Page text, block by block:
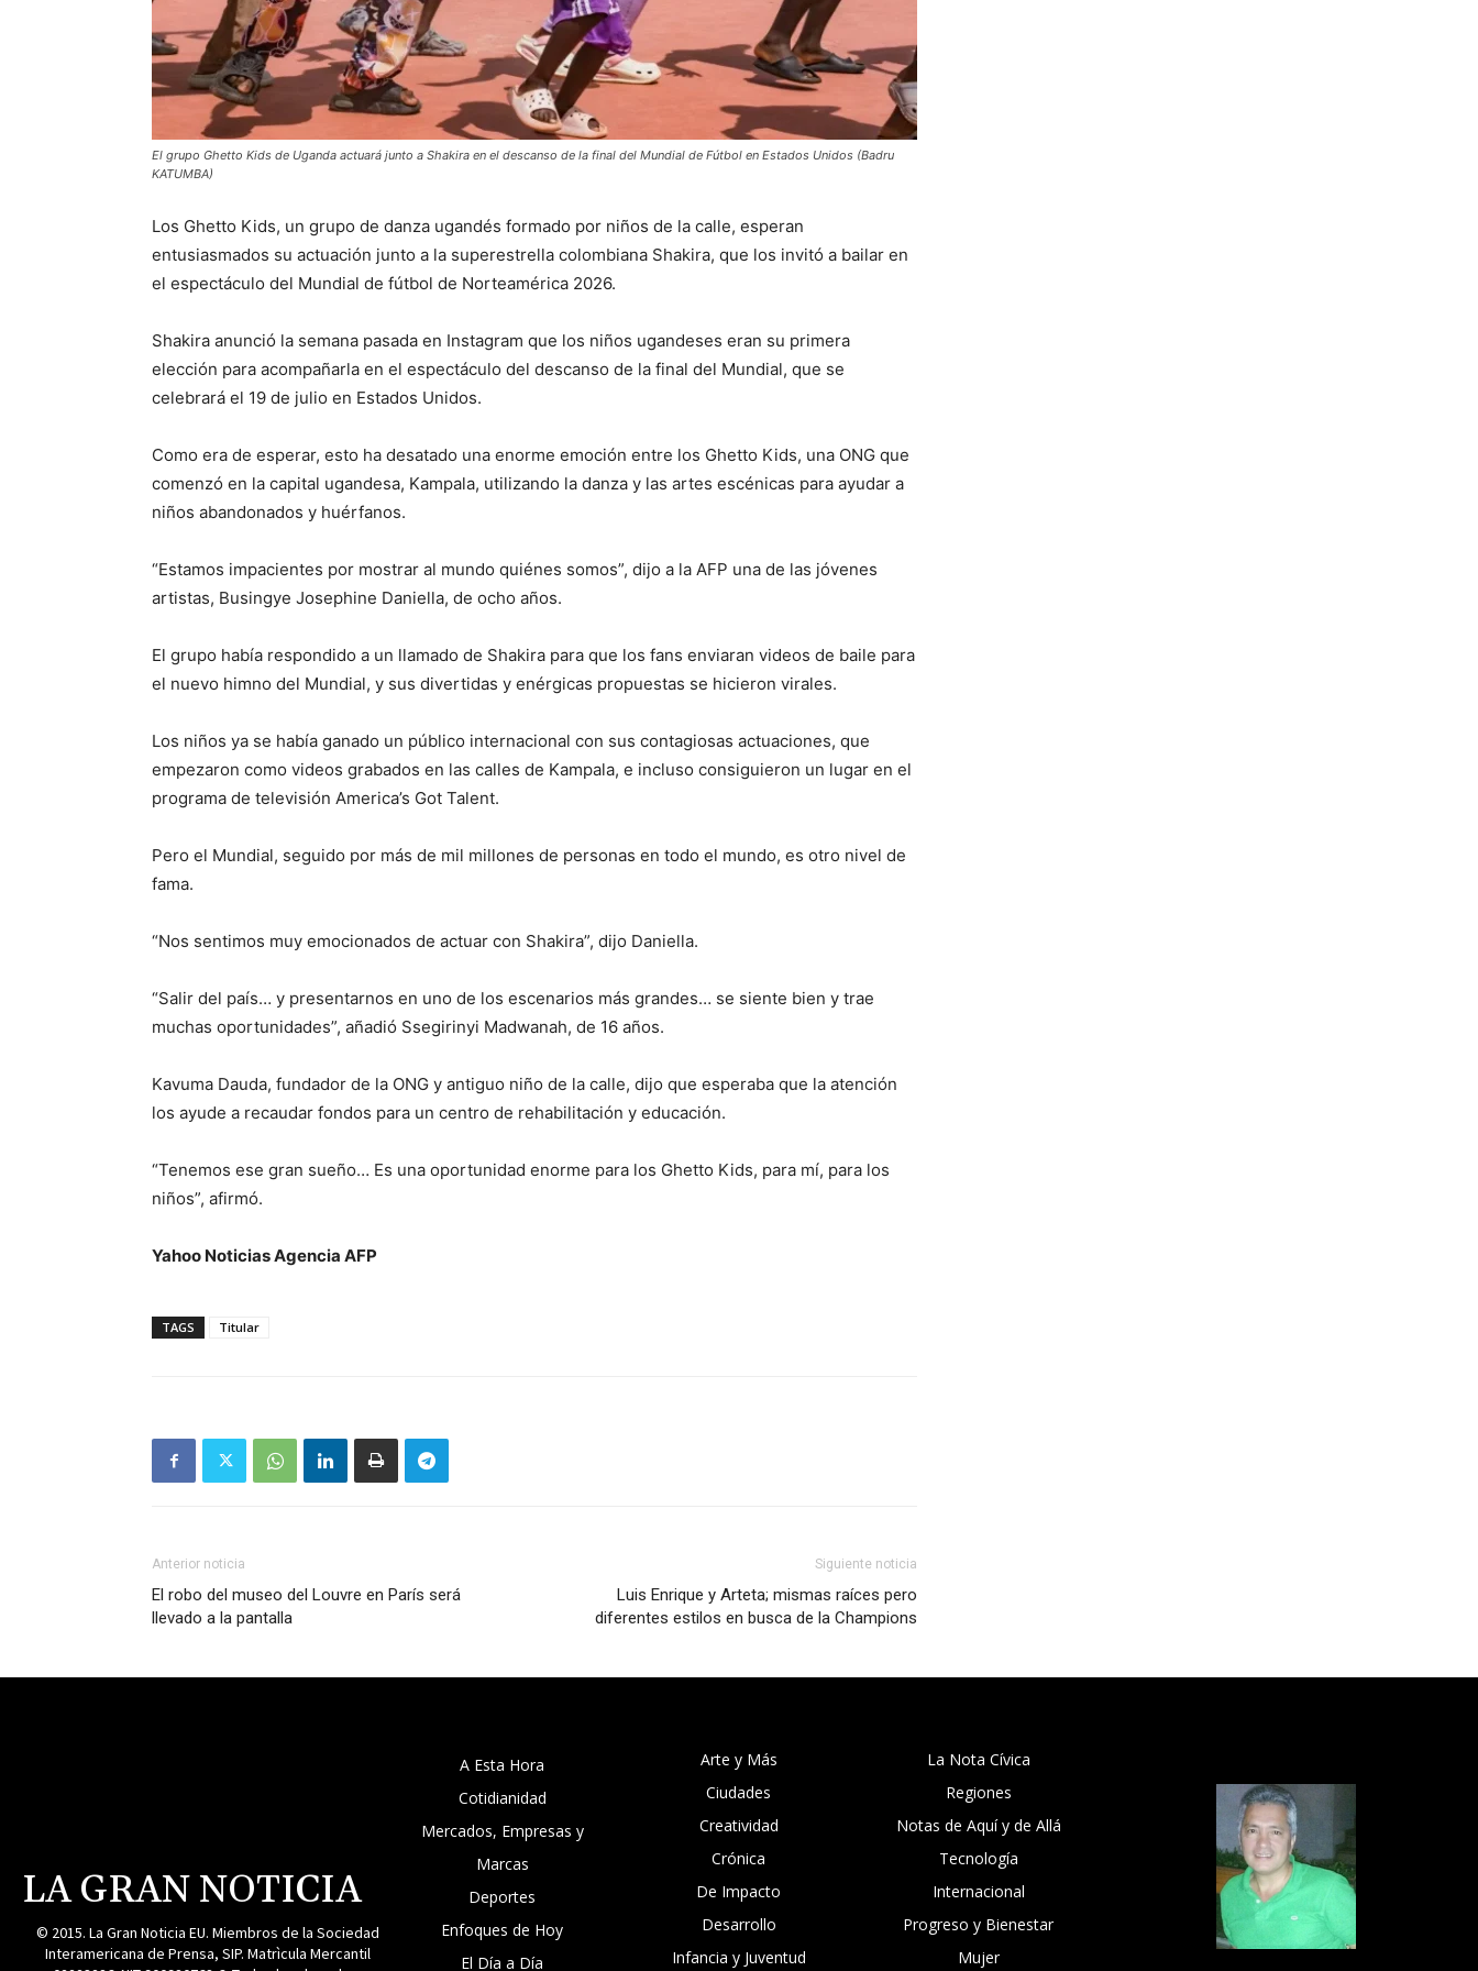
El grupo Ghetto Kids de Uganda actuará junto a Shakira en el descanso de la final del Mundial de Fútbol en Estados Unidos (Badru
KATUMBA)
Los Ghetto Kids, un grupo de danza ugandés formado por niños de la calle, esperan
entusiasmados su actuación junto a la superestrella colombiana Shakira, que los invitó a bailar en
el espectáculo del Mundial de fútbol de Norteamérica 2026.
Shakira anunció la semana pasada en Instagram que los niños ugandeses eran su primera
elección para acompañarla en el espectáculo del descanso de la final del Mundial, que se
celebrará el 19 de julio en Estados Unidos.
Como era de esperar, esto ha desatado una enorme emoción entre los Ghetto Kids, una ONG que
comenzó en la capital ugandesa, Kampala, utilizando la danza y las artes escénicas para ayudar a
niños abandonados y huérfanos.
“Estamos impacientes por mostrar al mundo quiénes somos”, dijo a la AFP una de las jóvenes
artistas, Busingye Josephine Daniella, de ocho años.
El grupo había respondido a un llamado de Shakira para que los fans enviaran videos de baile para
el nuevo himno del Mundial, y sus divertidas y enérgicas propuestas se hicieron virales.
Los niños ya se había ganado un público internacional con sus contagiosas actuaciones, que
empezaron como videos grabados en las calles de Kampala, e incluso consiguieron un lugar en el
programa de televisión America’s Got Talent.
Pero el Mundial, seguido por más de mil millones de personas en todo el mundo, es otro nivel de
fama.
“Nos sentimos muy emocionados de actuar con Shakira”, dijo Daniella.
“Salir del país… y presentarnos en uno de los escenarios más grandes… se siente bien y trae
muchas oportunidades”, añadió Ssegirinyi Madwanah, de 16 años.
Kavuma Dauda, fundador de la ONG y antiguo niño de la calle, dijo que esperaba que la atención
los ayude a recaudar fondos para un centro de rehabilitación y educación.
“Tenemos ese gran sueño… Es una oportunidad enorme para los Ghetto Kids, para mí, para los
niños”, afirmó.
Yahoo Noticias Agencia AFP
TAGS Titular
Anterior noticia
El robo del museo del Louvre en París será
llevado a la pantalla
Siguiente noticia
Luis Enrique y Arteta; mismas raíces pero
diferentes estilos en busca de la Champions
LA GRAN NOTICIA
© 2015. La Gran Noticia EU. Miembros de la Sociedad
Interamericana de Prensa, SIP. Matrìcula Mercantil
A Esta Hora
Cotidianidad
Mercados, Empresas y
Marcas
Deportes
Enfoques de Hoy
El Día a Día
Arte y Más
Ciudades
Creatividad
Crónica
De Impacto
Desarrollo
Infancia y Juventud
La Nota Cívica
Regiones
Notas de Aquí y de Allá
Tecnología
Internacional
Progreso y Bienestar
Mujer